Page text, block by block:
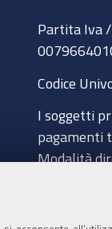
b
o
o
u
b
e
Partita Iva /
Codice
I soggetti
pagamenti
Modalità